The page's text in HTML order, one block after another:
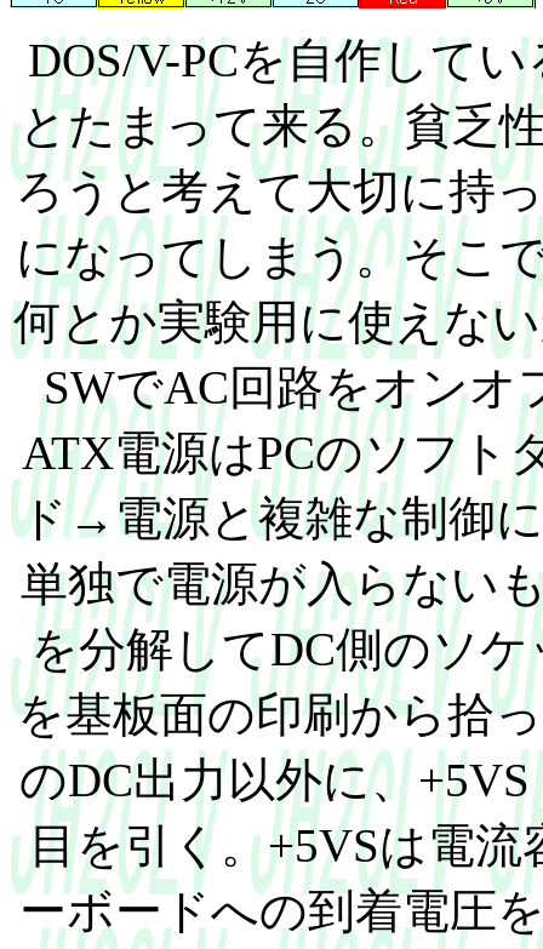
DOS/V-PCを自作して
とたまって来る。貧乏
ろうと考えて大切に持
になってしまう。そこ
何とか実験用に使えな
SWでAC回路をオン
ATX電源はPCのソフト
ド→電源と複雑な制御
単独で電源が入らない
を分解してDC側のソ
を基板面の印刷から拾
のDC出力以外に、
目を引く。+5VSは電
ーボードへの到着電圧